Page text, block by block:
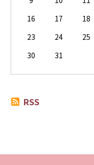
16
17 18
23
24 25
30
31
RSS